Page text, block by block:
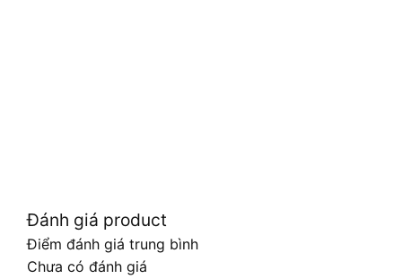
Đánh giá product
Điểm đánh giá trung bình
Chưa có đánh giá